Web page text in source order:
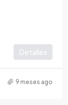
Detalles
9 meses ago